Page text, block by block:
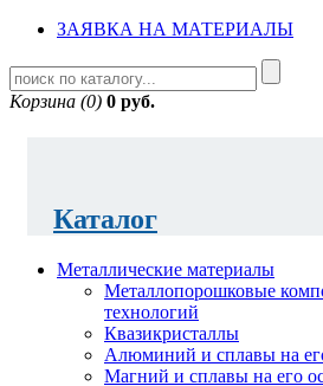
ЗАЯВКА НА МАТЕРИАЛЫ
Корзина (0) 0 руб.
Каталог
Металлические материалы
Металлопорошковые
технологий
Квазикристаллы
Алюминий и сплавы на
Магний и сплавы на его